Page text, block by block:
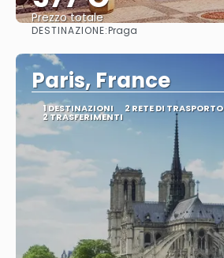
Prezzo totale
DESTINAZIONE:Praga
Paris, France
1 DESTINAZIONI 2 RETE DI TRASPORTO
2 TRASFERIMENTI